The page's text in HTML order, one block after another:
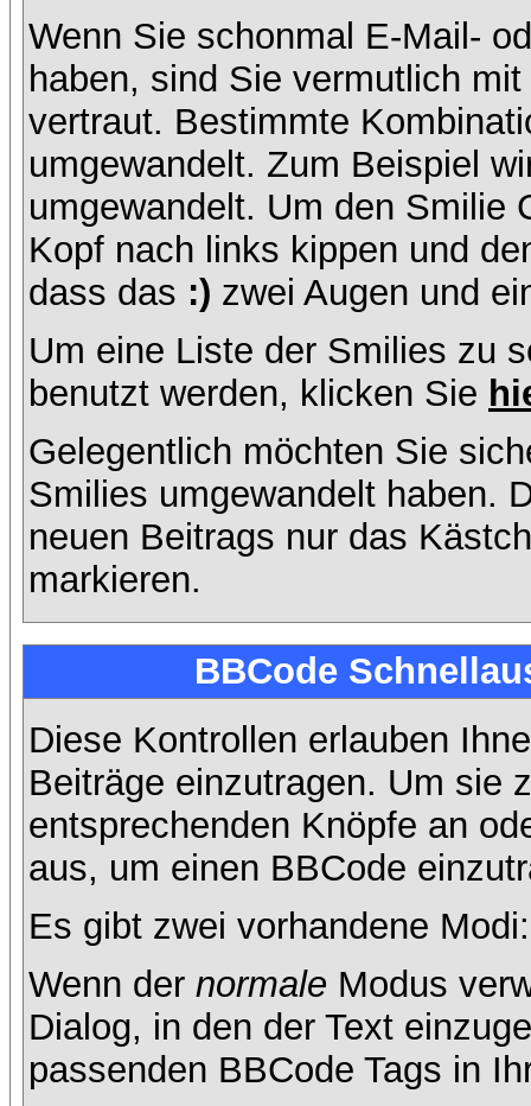
Wenn Sie schonmal E-Mail-
haben, sind Sie vermutlich
vertraut. Bestimmte
umgewandelt. Zum Beispiel
umgewandelt. Um den Smilie
Kopf nach links kippen und
dass das :) zwei Augen und
Um eine Liste der Smilies zu
benutzt werden, klicken Sie
Gelegentlich möchten Sie
Smilies umgewandelt haben.
neuen Beitrags nur das
markieren.
BBCode
Diese Kontrollen erlauben
Beiträge einzutragen. Um sie
entsprechenden Knöpfe an
aus, um einen BBCode
Es gibt zwei vorhandene
Wenn der normale Modus
Dialog, in den der Text
passenden BBCode Tags in